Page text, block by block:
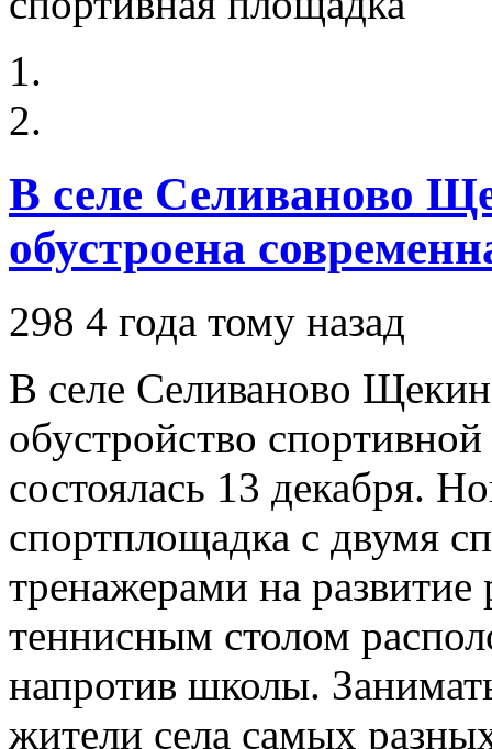
В селе Селиваново
обустроена
298 4 года тому назад
В селе Селиваново
обустройство
состоялась 13 декабря.
спортплощадка с двумя
тренажерами на
теннисным столом
напротив школы.
жители села самых